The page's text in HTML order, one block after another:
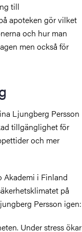
till
apoteken gör vilket
och hur man
men också för
Ljungberg Persson
tillgänglighet för
och mer
Akademi i Finland
på
Persson igen:
Under stress ökar